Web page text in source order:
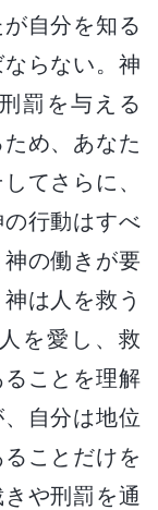
自分を知る
らない。神
罰を与える
め、あなた
てさらに、
行動はすべ
の働きが要
は人を救う
を愛し、救
ことを理解
自分は地位
ことだけを
や刑罰を通